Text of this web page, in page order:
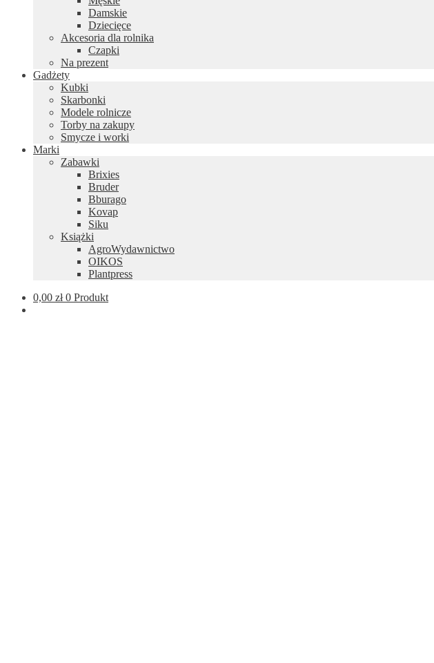
Damskie
Dziecięce
Akcesoria dla rolnika
Czapki
Na prezent
Gadżety
Kubki
Skarbonki
Modele rolnicze
Torby na zakupy
Smycze i worki
Marki
Zabawki
Brixies
Bruder
Bburago
Kovap
Siku
Książki
AgroWydawnictwo
OIKOS
Plantpress
0,00 zł 0 Produkt